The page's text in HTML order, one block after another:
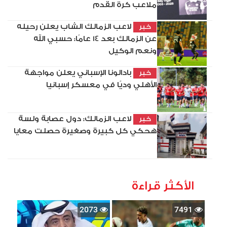
ملاعب كرة القدم
خبر
لاعب الزمالك الشاب يعلن رحيله
عن الزمالك بعد 14 عامًا: حسبي الله
ونعم الوكيل
خبر
بادالونا الإسباني يعلن مواجهة
الأهلي وديًا في معسكر إسبانيا
خبر
لاعب الزمالك: دول عصابة ولسة
هحكي كل كبيرة وصغيرة حصلت معايا
الأكثر قراءة
7491
2073